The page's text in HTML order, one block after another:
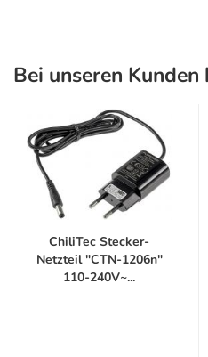
Bei unseren
ChiliTec Stecker-
Netzteil "CTN-1206n"
110-240V~...